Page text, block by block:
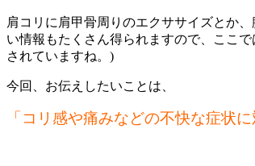
肩コリに肩甲骨周りのエクササイズとか
い情報もたくさん得られますので、ここ
されていますね。)
今回、お伝えしたいことは、
「コリ感や痛みなどの不快な症状
という